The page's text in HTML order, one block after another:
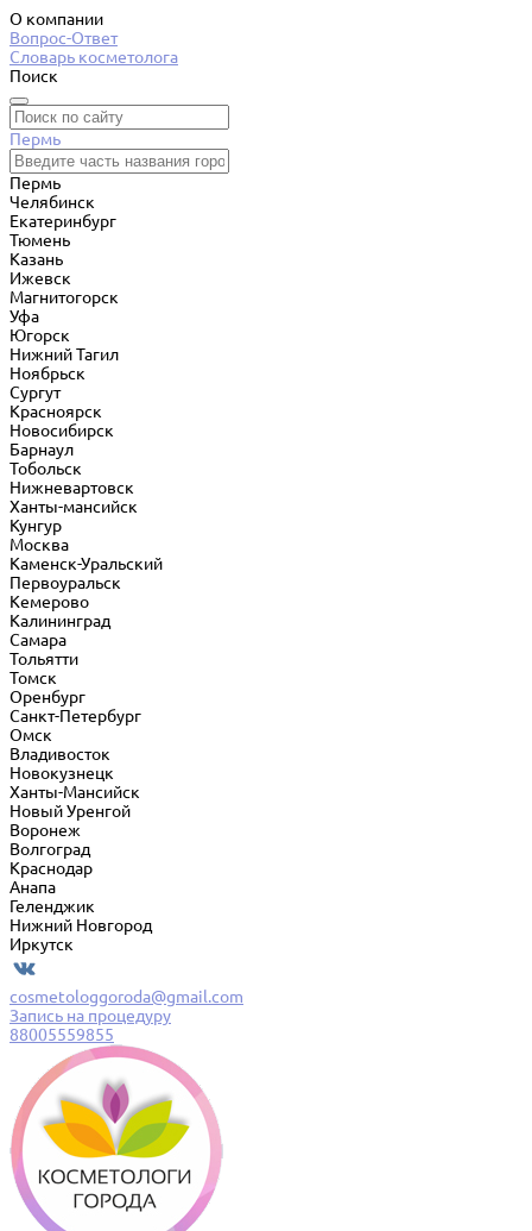
О компании
Вопрос-Ответ
Словарь косметолога
Поиск
Пермь
Пермь
Челябинск
Екатеринбург
Тюмень
Казань
Ижевск
Магнитогорск
Уфа
Югорск
Нижний Тагил
Ноябрьск
Сургут
Красноярск
Новосибирск
Барнаул
Тобольск
Нижневартовск
Ханты-мансийск
Кунгур
Москва
Каменск-Уральский
Первоуральск
Кемерово
Калининград
Самара
Тольятти
Томск
Оренбург
Санкт-Петербург
Омск
Владивосток
Новокузнецк
Ханты-Мансийск
Новый Уренгой
Воронеж
Волгоград
Краснодар
Анапа
Геленджик
Нижний Новгород
Иркутск
cosmetologgoroda@gmail.com
Запись на процедуру
88005559855